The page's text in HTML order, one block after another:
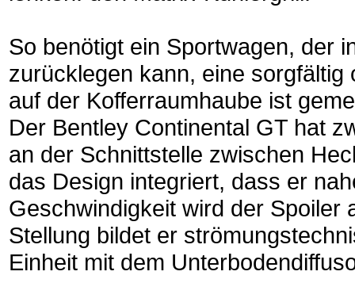
So benötigt ein Sportwagen, der
zurücklegen kann, eine
auf der Kofferraumhaube ist
Der Bentley Continental GT hat
an der Schnittstelle zwischen
das Design integriert, dass er
Geschwindigkeit wird der Spoiler
Stellung bildet er
Einheit mit dem